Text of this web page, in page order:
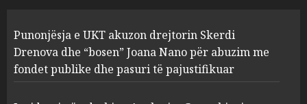
2
Apolonia- Gramshi, nis
procedim penal për Koço
Kokëdhimën (VIDEO)
MARCH 27, 2025
Punonjësja e UKT akuzon drejtorin Skerdi
Drenova dhe “bosen” Joana Nano për abuzim me
fondet publike dhe pasuri të pajustifikuar